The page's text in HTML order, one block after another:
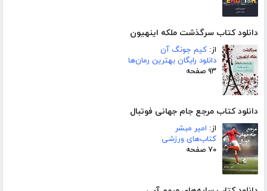
دانلود کتاب سرگذشت ملکه اینهیون
از: کیم جونگ آن
دانلود رایگان بهترین رمان‌ها
۹۳ صفحه
دانلود کتاب مرجع جام جهانی فوتبال
از: امیر مبشر
کتاب‌های ورزشی
۷۰ صفحه